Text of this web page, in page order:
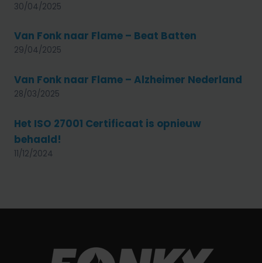
30/04/2025
Van Fonk naar Flame – Beat Batten
29/04/2025
Van Fonk naar Flame – Alzheimer Nederland
28/03/2025
Het ISO 27001 Certificaat is opnieuw
behaald!
11/12/2024